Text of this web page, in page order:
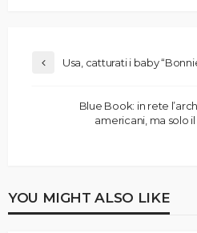
Usa, catturati i baby
Blue Book: in rete
americani, ma solo
YOU MIGHT ALSO LIKE